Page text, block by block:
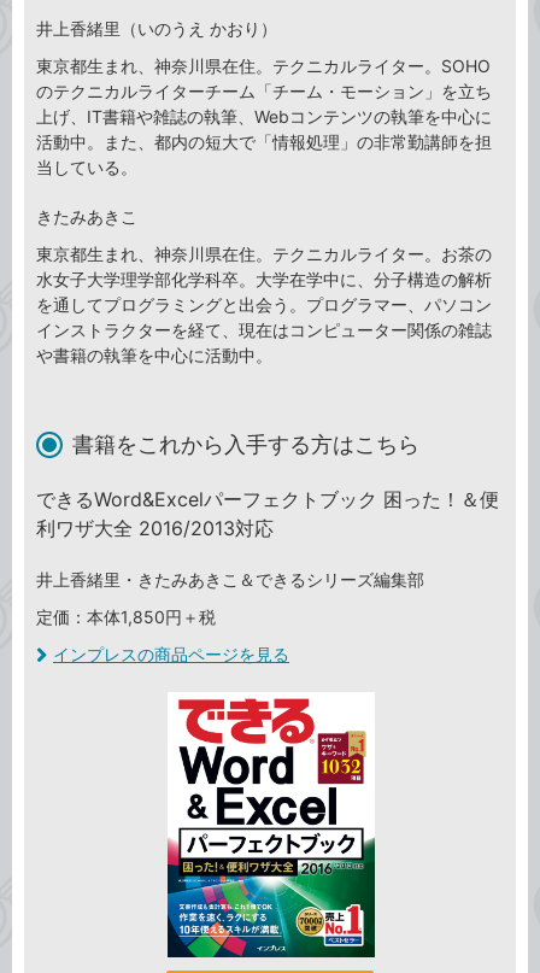
井上香緒里（いのうえ かおり）
東京都生まれ、神奈川県在住。テクニカルライター。SOHO
のテクニカルライターチーム「チーム・モーション」を立ち
上げ、IT書籍や雑誌の執筆、Webコンテンツの執筆を中心に
活動中。また、都内の短大で「情報処理」の非常勤講師を担
当している。
きたみあきこ
東京都生まれ、神奈川県在住。テクニカルライター。お茶の
水女子大学理学部化学科卒。大学在学中に、分子構造の解析
を通してプログラミングと出会う。プログラマー、パソコン
インストラクターを経て、現在はコンピューター関係の雑誌
や書籍の執筆を中心に活動中。
書籍をこれから入手する方はこちら
できるWord&Excelパーフェクトブック 困った！＆便
利ワザ大全 2016/2013対応
井上香緒里・きたみあきこ＆できるシリーズ編集部
定価：本体1,850円＋税
インプレスの商品ページを見る